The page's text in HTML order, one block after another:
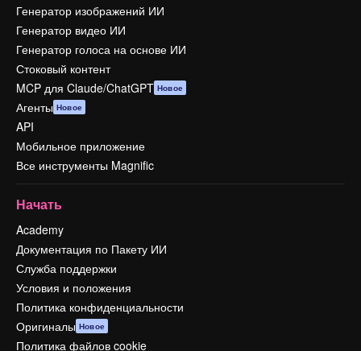
Генератор изображений ИИ
Генератор видео ИИ
Генератор голоса на основе ИИ
Стоковый контент
MCP для Claude/ChatGPT Новое
Агенты Новое
API
Мобильное приложение
Все инструменты Magnific
Начать
Academy
Документация по Пакету ИИ
Служба поддержки
Условия и положения
Политика конфиденциальности
Оригиналы Новое
Политика файлов cookie